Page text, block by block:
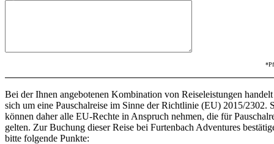
Bei der Ihnen angebotenen Kombination von Reiseleistungen handelt
sich um eine Pauschalreise im Sinne der Richtlinie (EU) 2015/2302.
können daher alle EU-Rechte in Anspruch nehmen, die für
gelten. Zur Buchung dieser Reise bei Furtenbach Adventures
bitte folgende Punkte: